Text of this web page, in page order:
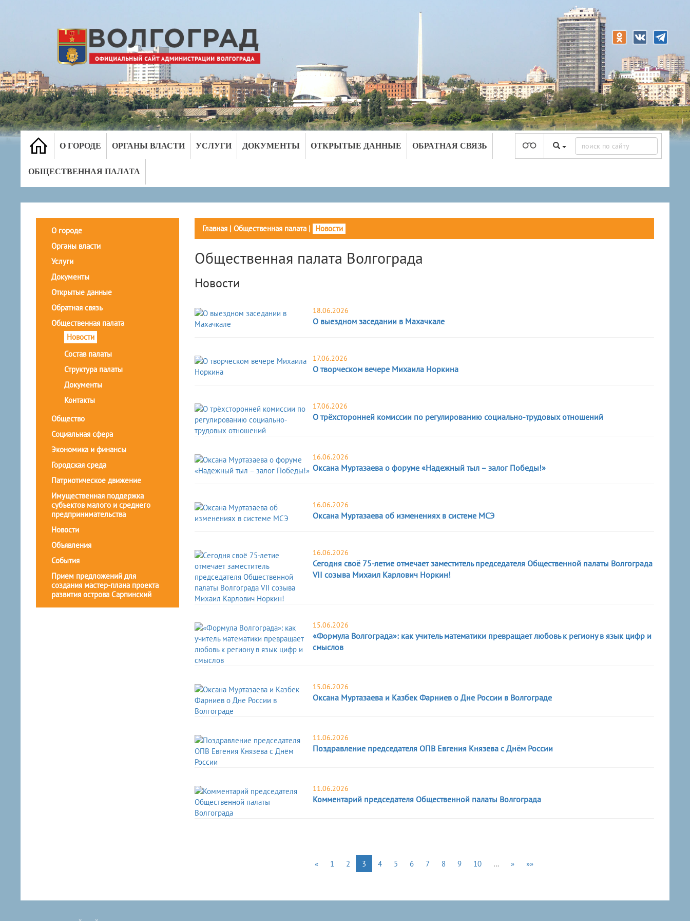
О ГОРОДЕ ОРГАНЫ ВЛАСТИ УСЛУГИ ДОКУМЕНТЫ ОТКРЫТЫЕ ДАННЫЕ ОБРАТНАЯ СВЯЗЬ
ОБЩЕСТВЕННАЯ ПАЛАТА
О городе
Органы власти
Услуги
Документы
Открытые данные
Обратная связь
Общественная палата
Новости
Состав палаты
Структура палаты
Документы
Контакты
Общество
Социальная сфера
Экономика и финансы
Городская среда
Патриотическое движение
Имущественная поддержка
субъектов малого и среднего
предпринимательства
Новости
Объявления
События
Прием предложений для
создания мастер-плана проекта
развития острова Сарпинский
Главная| Общественная палата| Новости
Общественная палата Волгограда
Новости
18.06.2026
О выездном заседании в Махачкале
17.06.2026
О творческом вечере Михаила Норкина
17.06.2026
О трёхсторонней комиссии по регулированию социально-трудовых отношений
16.06.2026
Оксана Муртазаева о форуме «Надежный тыл – залог Победы!»
16.06.2026
Оксана Муртазаева об изменениях в системе МСЭ
16.06.2026
Сегодня своё 75-летие отмечает заместитель председателя Общественной палаты Волгограда
VII созыва Михаил Карлович Норкин!
15.06.2026
«Формула Волгограда»: как учитель математики превращает любовь к региону в язык цифр и
смыслов
15.06.2026
Оксана Муртазаева и Казбек Фарниев о Дне России в Волгограде
11.06.2026
Поздравление председателя ОПВ Евгения Князева с Днём России
11.06.2026
Комментарий председателя Общественной палаты Волгограда
« 1 2 3 4 5 6 7 8 9 10 … » »»